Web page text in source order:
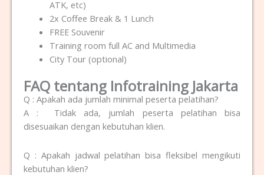
ATK, etc)
2x Coffee Break & 1 Lunch
FREE Souvenir
Training room full AC and Multimedia
City Tour (optional)
FAQ tentang Infotraining Jakarta
Q : Apakah ada jumlah minimal peserta pelatihan?
A : Tidak ada, jumlah peserta pelatihan bisa
disesuaikan dengan kebutuhan klien.
Q : Apakah jadwal pelatihan bisa fleksibel mengikuti
kebutuhan klien?